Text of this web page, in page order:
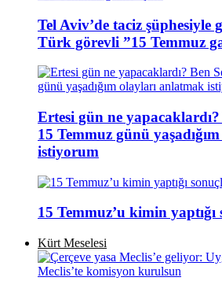
Tel Aviv’de taciz şüphesiyle
Türk görevli ”15 Temmuz
Ertesi gün ne
15 Temmuz günü
istiyorum
15 Temmuz’u kimin
Kürt Meselesi